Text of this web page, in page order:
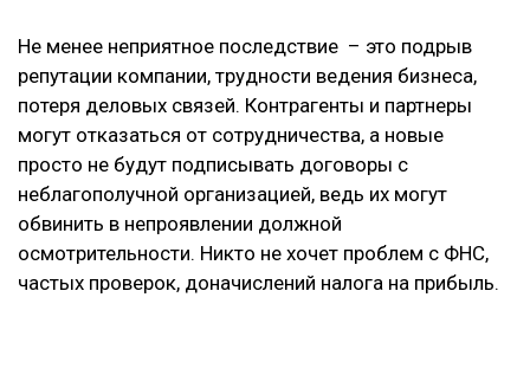
Не менее неприятное последствие – это подрыв
репутации компании, трудности ведения бизнеса,
потеря деловых связей. Контрагенты и партнеры
могут отказаться от сотрудничества, а новые
просто не будут подписывать договоры с
неблагополучной организацией, ведь их могут
обвинить в непроявлении должной
осмотрительности. Никто не хочет проблем с ФНС,
частых проверок, доначислений налога на прибыль.